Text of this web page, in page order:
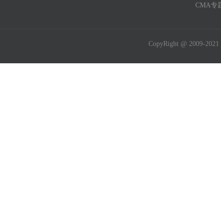
CMA专
CopyRight @ 2009-